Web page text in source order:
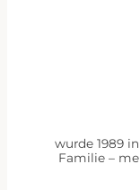
wurde 1989
Familie –